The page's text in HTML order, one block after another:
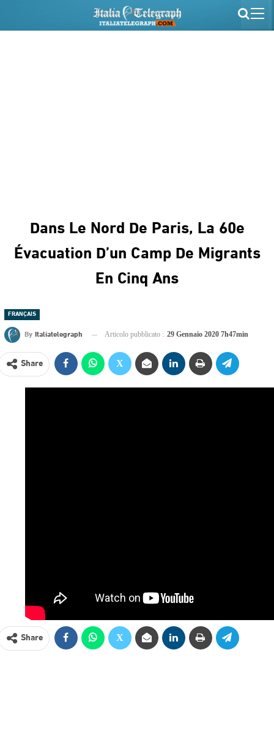
Dans Le Nord De Paris, La 60e
Évacuation D’un Camp De Migrants
En Cinq Ans
FRANÇAIS
By Italiatelegraph Articolo pubblicato : 29 Gennaio 2020 7h47min
Share
Share